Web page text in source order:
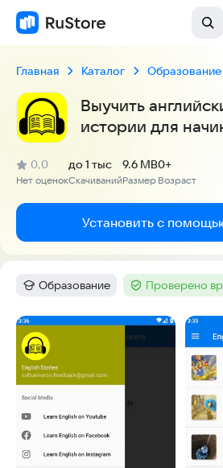
Главная Каталог Образование
Выучить
истории для
Рейтинг:
0,0
(
Нет оценок
)
Скачиваний
до 1 тыс
Размер
9.6 MB
Возраст
0+
Установить с
Категория:
Образование Тег :Проверено
Скриншоты